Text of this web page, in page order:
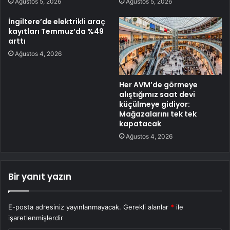
İngiltere’de elektrikli araç
kayıtları Temmuz’da %49
arttı
Ağustos 4, 2026
Her AVM’de görmeye
alıştığımız saat devi
küçülmeye gidiyor:
Mağazalarını tek tek
kapatacak
Ağustos 4, 2026
Bir yanıt yazın
E-posta adresiniz yayınlanmayacak. Gerekli alanlar * ile
işaretlenmişlerdir